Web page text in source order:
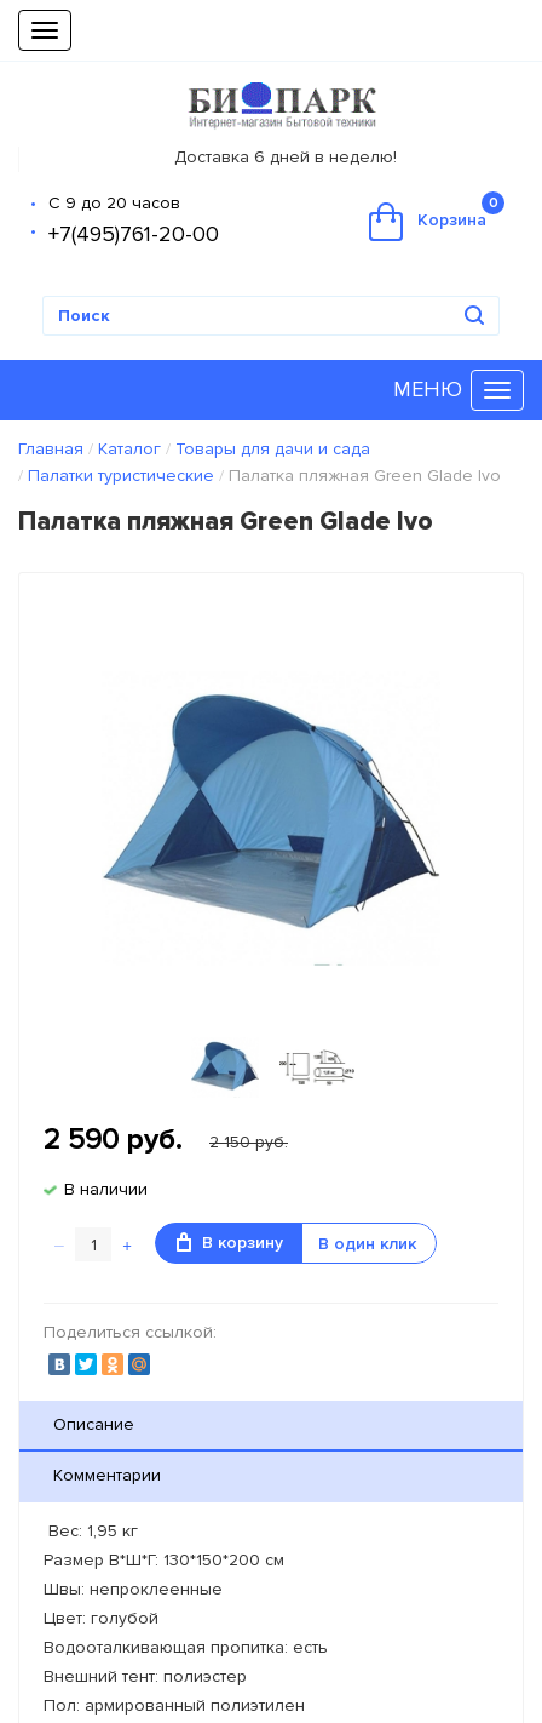
Toggle
navigation
Доставка 6 дней в неделю!
Корзина
0
С 9 до 20 часов
+7(495)761-20-00
МЕНЮ
Главная Каталог
Товары для дачи и сада
Палатки туристические
Палатка пляжная Green Glade Ivo
Палатка пляжная Green Glade Ivo
2 590 руб. 2 150 руб.
В наличии
– + В корзину В один клик
Поделиться ссылкой:
Описание
Комментарии
Вес: 1,95 кг
Размер В*Ш*Г: 130*150*200 см
Швы: непроклеенные
Цвет: голубой
Водооталкивающая пропитка: есть
Внешний тент: полиэстер
Пол: армированный полиэтилен